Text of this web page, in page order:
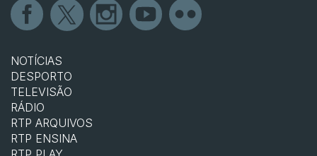
NOTÍCIAS
DESPORTO
TELEVISÃO
RÁDIO
RTP ARQUIVOS
RTP ENSINA